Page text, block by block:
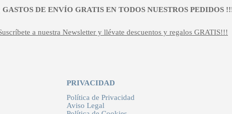
GASTOS DE ENVÍO GRATIS EN TODOS NUESTROS PEDIDOS
a nuestra Newsletter y llévate descuentos y regalos GRATIS!!!
PRIVACIDAD
Política de Privacidad
Aviso Legal